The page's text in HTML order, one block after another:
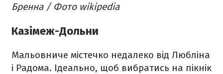
Бренна / Фото wikipedia
Казімеж-Дольни
Мальовниче містечко недалеко від Любліна
і Радома. Ідеально, щоб вибратись на пікнік